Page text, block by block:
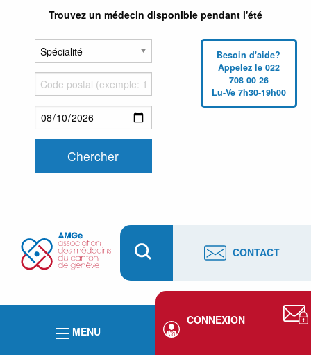
Trouvez un médecin disponible pendant l'été
Besoin d'aide?
Appelez le 022
708 00 26
Lu-Ve 7h30-19h00
CONTACT
MENU
CONNEXION